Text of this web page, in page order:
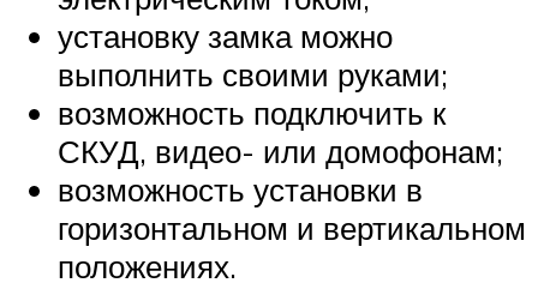
установку замка можно
выполнить своими руками;
возможность подключить к
СКУД, видео- или домофонам;
возможность установки в
горизонтальном и вертикальном
положениях.